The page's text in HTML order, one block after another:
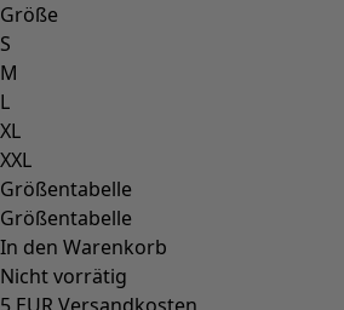
Größe
S
M
L
XL
XXL
Größentabelle
Größentabelle
In den Warenkorb
Nicht vorrätig